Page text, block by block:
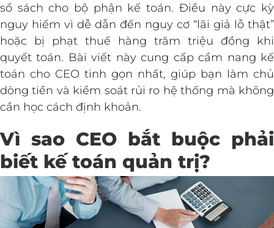
sổ sách cho bộ phận kế toán. Điều này cực kỳ
nguy hiểm vì dễ dẫn đến nguy cơ “lãi giả lỗ thật”
hoặc bị phạt thuế hàng trăm triệu đồng khi
quyết toán. Bài viết này cung cấp cẩm nang kế
toán cho CEO tinh gọn nhất, giúp bạn làm chủ
dòng tiền và kiểm soát rủi ro hệ thống mà không
cần học cách định khoản.
Vì sao CEO bắt buộc phải
biết kế toán quản trị?